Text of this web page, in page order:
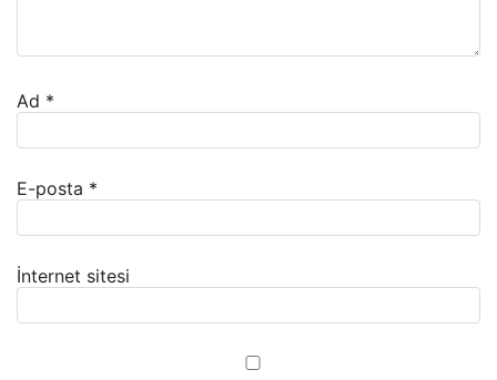
Ad *
E-posta *
İnternet sitesi